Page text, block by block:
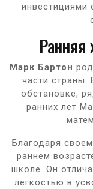
Ранняя
Марк Бартон
части страны.
обстановке,
ранних лет
Благодаря
раннем
школе. Он
легкостью в